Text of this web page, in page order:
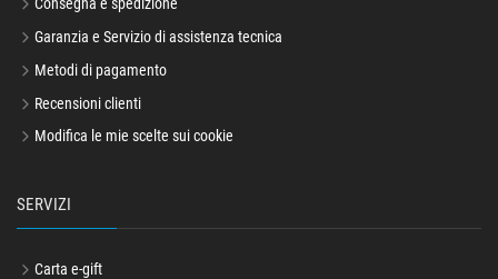
Garanzia e Servizio di assistenza tecnica
Metodi di pagamento
Recensioni clienti
Modifica le mie scelte sui cookie
SERVIZI
Carta e-gift